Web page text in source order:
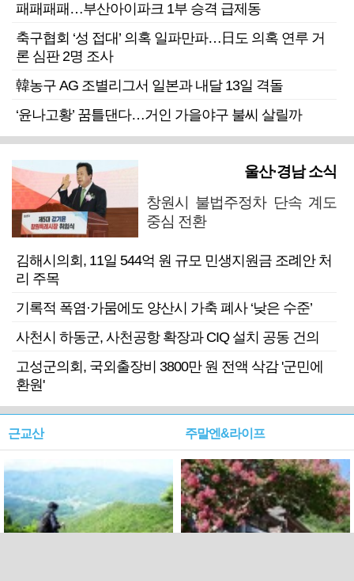
패패패패…부산아이파크 1부 승격 급제동
축구협회 ‘성 접대’ 의혹 일파만파…日도 의혹 연루 거
론 심판 2명 조사
韓농구 AG 조별리그서 일본과 내달 13일 격돌
‘윤나고황’ 꿈틀댄다…거인 가을야구 불씨 살릴까
울산·경남 소식
창원시 불법주정차 단속 계도
중심 전환
김해시의회, 11일 544억 원 규모 민생지원금 조례안 처
리 주목
기록적 폭염·가뭄에도 양산시 가축 폐사 ‘낮은 수준’
사천시 하동군, 사천공항 확장과 CIQ 설치 공동 건의
고성군의회, 국외출장비 3800만 원 전액 삭감 '군민에
환원'
근교산 주말엔&라이프